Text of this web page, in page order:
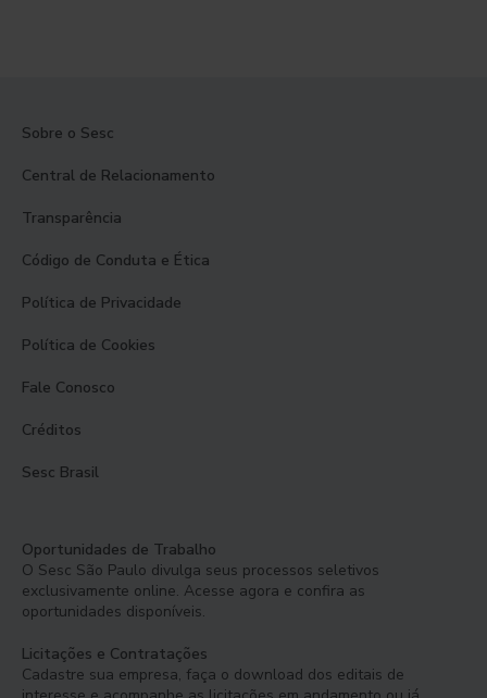
Sobre o Sesc
Central de Relacionamento
Transparência
Código de Conduta e Ética
Política de Privacidade
Política de Cookies
Fale Conosco
Créditos
Sesc Brasil
Oportunidades de Trabalho
O Sesc São Paulo divulga seus processos seletivos
exclusivamente online. Acesse agora e confira as
oportunidades disponíveis.
Licitações e Contratações
Cadastre sua empresa, faça o download dos editais de